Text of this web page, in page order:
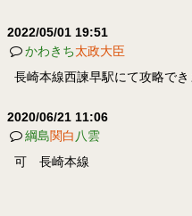
2022/05/01 19:51
かわきち太政大臣
長崎本線西諫早駅にて攻略で
2020/06/21 11:06
綱島関白 八雲
可 長崎本線